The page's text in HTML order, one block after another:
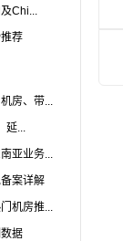
Chi...
荐
房、带...
延...
亚业务...
案详解
机房推...
据